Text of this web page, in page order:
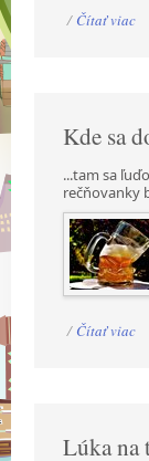
/ Čítať viac
Kde sa
...tam sa
rečňovanky
/ Čítať viac
Lúka na